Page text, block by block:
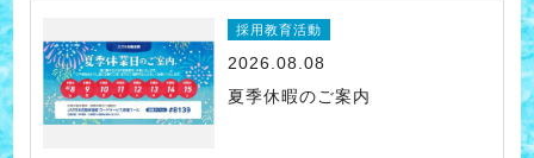
採用教育活動
2026.08.08
夏季休暇のご案内